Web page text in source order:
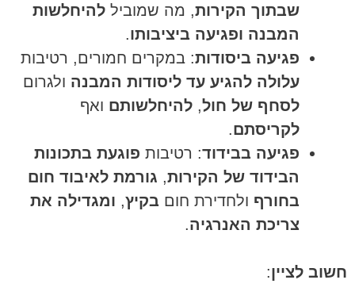
שבתוך הקירות, מה שמוביל להיחלשות
המבנה ופגיעה ביציבותו.
פגיעה ביסודות: במקרים חמורים, רטיבות
עלולה להגיע עד ליסודות המבנה ולגרום
לסחף של חול, להיחלשותם ואף
לקריסתם.
פגיעה בבידוד: רטיבות פוגעת בתכונות
הבידוד של הקירות, גורמת לאיבוד חום
בחורף ולחדירת חום בקיץ, ומגדילה את
צריכת האנרגיה.
חשוב לציין: